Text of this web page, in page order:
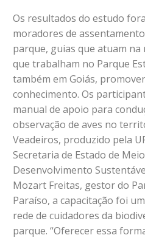
Os resultados do estudo
moradores de
parque, guias que atuam
que trabalham no Parque
também em Goiás,
conhecimento. Os
manual de apoio para
observação de aves no
Veadeiros, produzido pela
Secretaria de Estado de
Desenvolvimento
Mozart Freitas, gestor do
Paraíso, a capacitação foi
rede de cuidadores da
parque. “Oferecer essa